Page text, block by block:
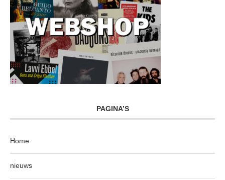
PAGINA’S
Home
nieuws